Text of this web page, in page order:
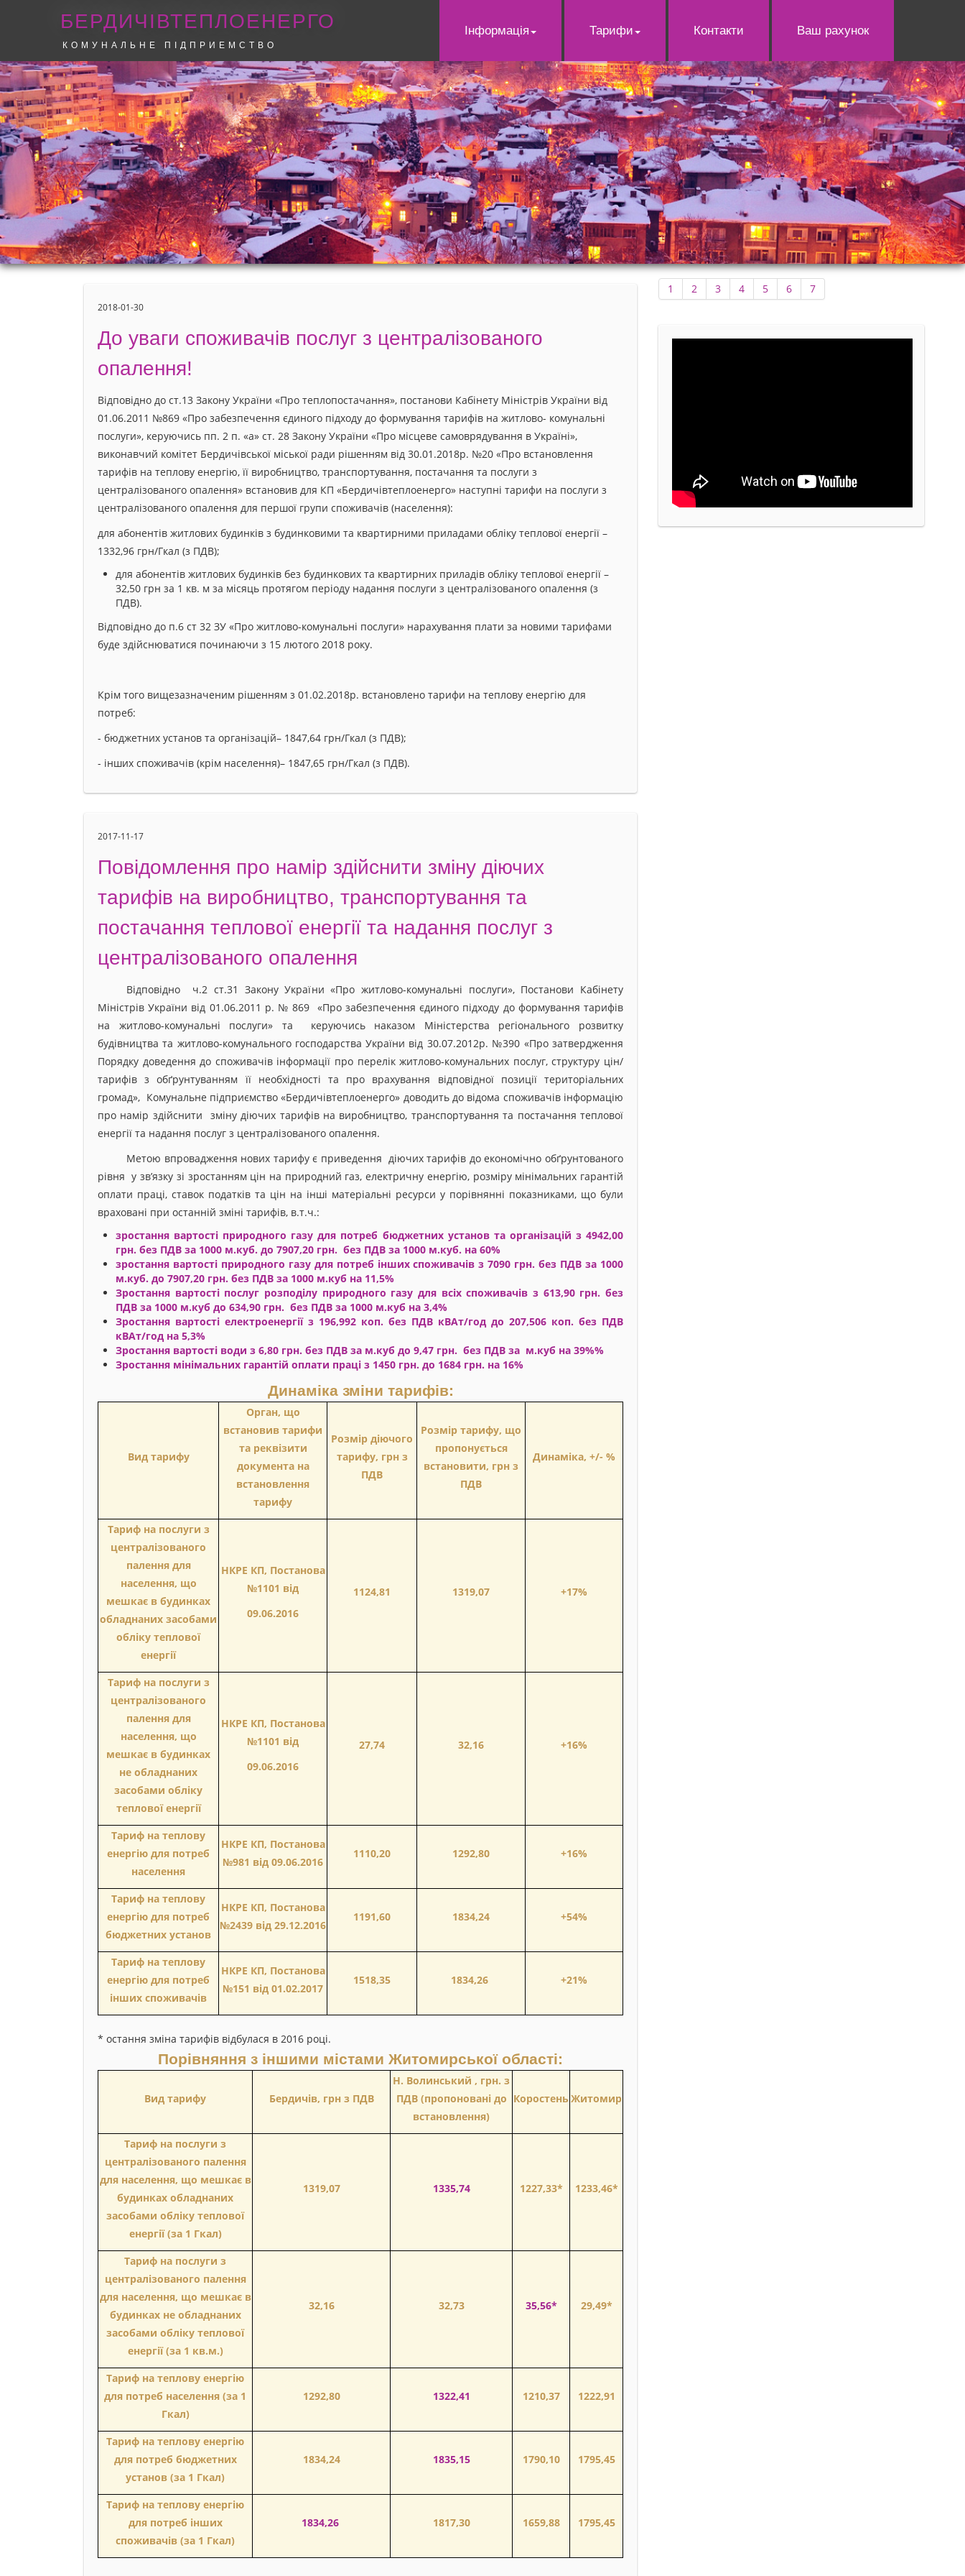
БЕРДИЧІВТЕПЛОЕНЕРГО
КОМУНАЛЬНЕ ПІДПРИЕМСТВО
Інформація Тарифи Контакти Ваш рахунок
2018-01-30
До уваги споживачів послуг з централізованого
опалення!
Відповідно до ст.13 Закону України «Про теплопостачання», постанови Кабінету Міністрів України від
01.06.2011 №869 «Про забезпечення єдиного підходу до формування тарифів на житлово- комунальні
послуги», керуючись пп. 2 п. «а» ст. 28 Закону України «Про місцеве самоврядування в Україні»,
виконавчий комітет Бердичівської міської ради рішенням від 30.01.2018р. №20 «Про встановлення
тарифів на теплову енергію, її виробництво, транспортування, постачання та послуги з
централізованого опалення» встановив для КП «Бердичівтеплоенерго» наступні тарифи на послуги з
централізованого опалення для першої групи споживачів (населення):
для абонентів житлових будинків з будинковими та квартирними приладами обліку теплової енергії –
1332,96 грн/Гкал (з ПДВ);
для абонентів житлових будинків без будинкових та квартирних приладів обліку теплової енергії –
32,50 грн за 1 кв. м за місяць протягом періоду надання послуги з централізованого опалення (з
ПДВ).
Відповідно до п.6 ст 32 ЗУ «Про житлово-комунальні послуги» нарахування плати за новими тарифами
буде здійснюватися починаючи з 15 лютого 2018 року.
Крім того вищезазначеним рішенням з 01.02.2018р. встановлено тарифи на теплову енергію для
потреб:
- бюджетних установ та організацій– 1847,64 грн/Гкал (з ПДВ);
- інших споживачів (крім населення)– 1847,65 грн/Гкал (з ПДВ).
2017-11-17
Повідомлення про намір здійснити зміну діючих
тарифів на виробництво, транспортування та
постачання теплової енергії та надання послуг з
централізованого опалення
Відповідно ч.2 ст.31 Закону України «Про житлово-комунальні послуги», Постанови Кабінету
Міністрів України від 01.06.2011 р. № 869 «Про забезпечення єдиного підходу до формування тарифів
на житлово-комунальні послуги» та керуючись наказом Міністерства регіонального розвитку
будівництва та житлово-комунального господарства України від 30.07.2012р. №390 «Про затвердження
Порядку доведення до споживачів інформації про перелік житлово-комунальних послуг, структуру цін/
тарифів з обґрунтуванням її необхідності та про врахування відповідної позиції територіальних
громад», Комунальне підприємство «Бердичівтеплоенерго» доводить до відома споживачів інформацію
про намір здійснити зміну діючих тарифів на виробництво, транспортування та постачання теплової
енергії та надання послуг з централізованого опалення.
Метою впровадження нових тарифу є приведення діючих тарифів до економічно обґрунтованого
рівня у зв’язку зі зростанням цін на природний газ, електричну енергію, розміру мінімальних гарантій
оплати праці, ставок податків та цін на інші матеріальні ресурси у порівнянні показниками, що були
враховані при останній зміні тарифів, в.т.ч.:
зростання вартості природного газу для потреб бюджетних установ та організацій з 4942,00
грн. без ПДВ за 1000 м.куб. до 7907,20 грн. без ПДВ за 1000 м.куб. на 60%
зростання вартості природного газу для потреб інших споживачів з 7090 грн. без ПДВ за 1000
м.куб. до 7907,20 грн. без ПДВ за 1000 м.куб на 11,5%
Зростання вартості послуг розподілу природного газу для всіх споживачів з 613,90 грн. без
ПДВ за 1000 м.куб до 634,90 грн. без ПДВ за 1000 м.куб на 3,4%
Зростання вартості електроенергії з 196,992 коп. без ПДВ кВАт/год до 207,506 коп. без ПДВ
кВАт/год на 5,3%
Зростання вартості води з 6,80 грн. без ПДВ за м.куб до 9,47 грн. без ПДВ за м.куб на 39%%
Зростання мінімальних гарантій оплати праці з 1450 грн. до 1684 грн. на 16%
Динаміка зміни тарифів:
Вид тарифу
Орган, що
встановив тарифи
та реквізити
документа на
встановлення
тарифу
Розмір діючого
тарифу, грн з
ПДВ
Розмір тарифу, що
пропонується
встановити, грн з
ПДВ
Динаміка, +/- %
Тариф на послуги з
централізованого
палення для
населення, що
мешкає в будинках
обладнаних засобами
обліку теплової
енергії
НКРЕ КП, Постанова
№1101 від
09.06.2016
1124,81 1319,07 +17%
Тариф на послуги з
централізованого
палення для
населення, що
мешкає в будинках
не обладнаних
засобами обліку
теплової енергії
НКРЕ КП, Постанова
№1101 від
09.06.2016
27,74 32,16 +16%
Тариф на теплову
енергію для потреб
населення
НКРЕ КП, Постанова
№981 від 09.06.2016
1110,20 1292,80 +16%
Тариф на теплову
енергію для потреб
бюджетних установ
НКРЕ КП, Постанова
№2439 від 29.12.2016
1191,60 1834,24 +54%
Тариф на теплову
енергію для потреб
інших споживачів
НКРЕ КП, Постанова
№151 від 01.02.2017
1518,35 1834,26 +21%
* остання зміна тарифів відбулася в 2016 році.
Порівняння з іншими містами Житомирської області:
Вид тарифу Бердичів, грн з ПДВ
Н. Волинський , грн. з
ПДВ (пропоновані до
встановлення)
Коростень Житомир
Тариф на послуги з
централізованого палення
для населення, що мешкає в
будинках обладнаних
засобами обліку теплової
енергії (за 1 Гкал)
1319,07 1335,74 1227,33* 1233,46*
Тариф на послуги з
централізованого палення
для населення, що мешкає в
будинках не обладнаних
засобами обліку теплової
енергії (за 1 кв.м.)
32,16 32,73 35,56* 29,49*
Тариф на теплову енергію
для потреб населення (за 1
Гкал)
1292,80 1322,41 1210,37 1222,91
Тариф на теплову енергію
для потреб бюджетних
установ (за 1 Гкал)
1834,24 1835,15 1790,10 1795,45
Тариф на теплову енергію
для потреб інших
споживачів (за 1 Гкал)
1834,26 1817,30 1659,88 1795,45
1 2 3 4 5 6 7